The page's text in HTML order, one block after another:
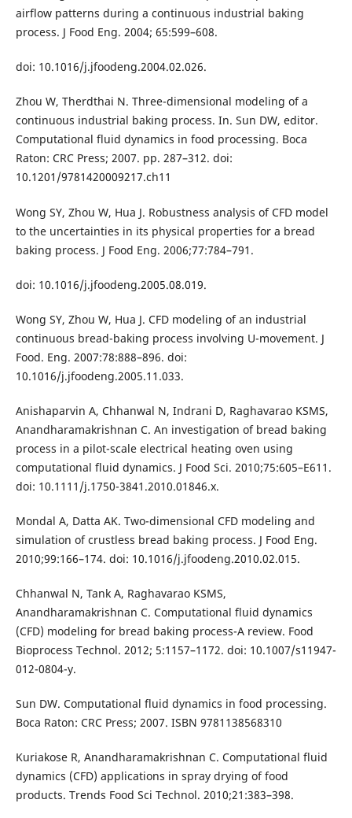
airflow patterns during a continuous industrial baking
process. J Food Eng. 2004; 65:599–608.
doi: 10.1016/j.jfoodeng.2004.02.026.
Zhou W, Therdthai N. Three-dimensional modeling of a
continuous industrial baking process. In. Sun DW, editor.
Computational fluid dynamics in food processing. Boca
Raton: CRC Press; 2007. pp. 287–312. doi:
10.1201/9781420009217.ch11
Wong SY, Zhou W, Hua J. Robustness analysis of CFD model
to the uncertainties in its physical properties for a bread
baking process. J Food Eng. 2006;77:784–791.
doi: 10.1016/j.jfoodeng.2005.08.019.
Wong SY, Zhou W, Hua J. CFD modeling of an industrial
continuous bread-baking process involving U-movement. J
Food. Eng. 2007:78:888–896. doi:
10.1016/j.jfoodeng.2005.11.033.
Anishaparvin A, Chhanwal N, Indrani D, Raghavarao KSMS,
Anandharamakrishnan C. An investigation of bread baking
process in a pilot-scale electrical heating oven using
computational fluid dynamics. J Food Sci. 2010;75:605–E611.
doi: 10.1111/j.1750-3841.2010.01846.x.
Mondal A, Datta AK. Two-dimensional CFD modeling and
simulation of crustless bread baking process. J Food Eng.
2010;99:166–174. doi: 10.1016/j.jfoodeng.2010.02.015.
Chhanwal N, Tank A, Raghavarao KSMS,
Anandharamakrishnan C. Computational fluid dynamics
(CFD) modeling for bread baking process-A review. Food
Bioprocess Technol. 2012; 5:1157–1172. doi: 10.1007/s11947-
012-0804-y.
Sun DW. Computational fluid dynamics in food processing.
Boca Raton: CRC Press; 2007. ISBN 9781138568310
Kuriakose R, Anandharamakrishnan C. Computational fluid
dynamics (CFD) applications in spray drying of food
products. Trends Food Sci Technol. 2010;21:383–398.